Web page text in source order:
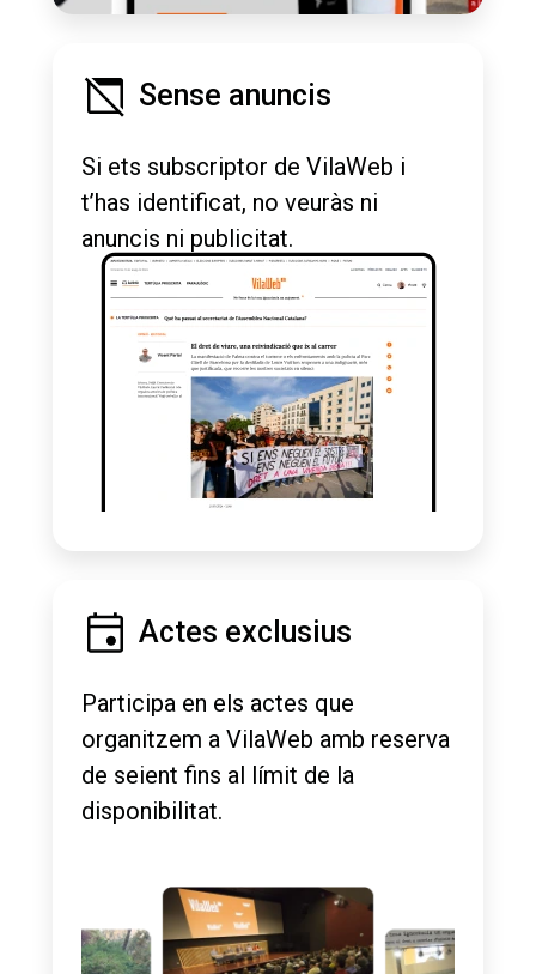
Sense anuncis
Si ets subscriptor de VilaWeb i
t’has identificat, no veuràs ni
anuncis ni publicitat.
Actes exclusius
Participa en els actes que
organitzem a VilaWeb amb reserva
de seient fins al límit de la
disponibilitat.